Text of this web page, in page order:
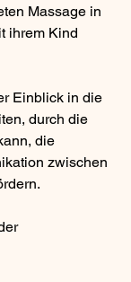
Massage in
ihrem Kind
Einblick in die
durch die
die
zwischen